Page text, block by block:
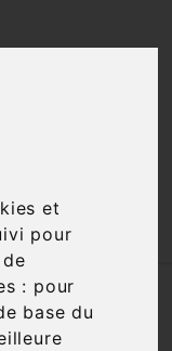
et
pour
: pour
base du
IGP